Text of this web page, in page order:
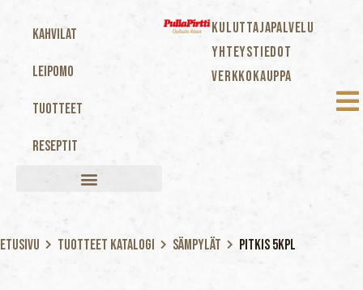
Kahvilat
Leipomo
Tuotteet
Reseptit
KULUTTAJAPALVELU
YHTEYSTIEDOT
VERKKOKAUPPA
Etusivu Tuotteet katalogi Sämpylät Pitkis 5kpl